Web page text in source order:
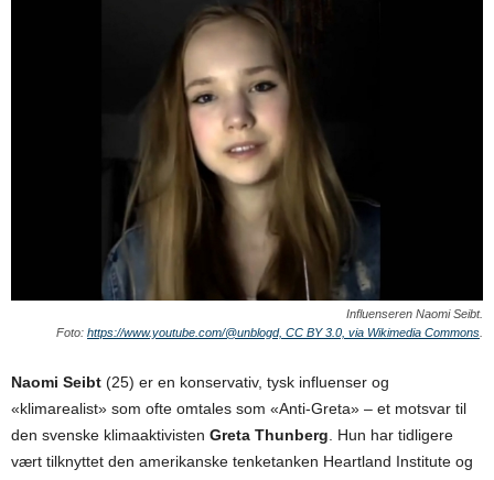
Influenseren Naomi Seibt.
Foto: https://www.youtube.com/@unblogd, CC BY 3.0, via Wikimedia Commons
Naomi Seibt (25) er en konservativ, tysk influenser og
«klimarealist» som ofte omtales som «Anti-Greta» – et motsvar til
den svenske klimaaktivisten Greta Thunberg . Hun har tidligere
vært tilknyttet den amerikanske tenketanken Heartland Institute og